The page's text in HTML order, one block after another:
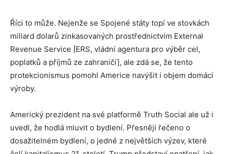
Říci to může. Nejenže se Spojené státy topí ve stovkách
miliard dolarů zinkasovaných prostřednictvím External
Revenue Service [ERS, vládní agentura pro výběr cel,
poplatků a příjmů ze zahraničí], ale zdá se, že tento
protekcionismus pomohl Americe navýšit i objem domácí
výroby.
Americký prezident na své platformě Truth Social ale už i
uvedl, že hodlá mluvit o bydlení. Přesněji řečeno o
dosažitelném bydlení, o jedné z největších výzev, které